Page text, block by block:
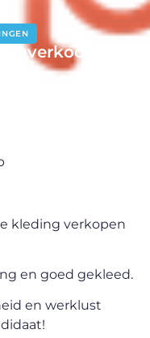
kleding verkopen
en goed gekleed.
en werklust